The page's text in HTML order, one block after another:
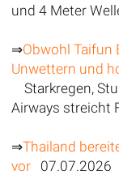
und 4 Meter
⇒Obwohl Taifun
Unwettern und
Starkregen,
Airways streicht
⇒Thailand
vor07.07.2026